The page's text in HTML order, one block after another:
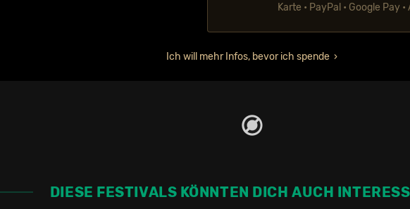
Karte • PayPal • Google Pay
Ich will mehr Infos, bevor ich spende
DIESE FESTIVALS KÖNNTEN DICH AUCH